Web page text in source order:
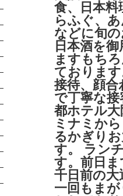
食、日本
らふぐ、
などに旬
日本酒を
ますもち
ておりま
接待、顔
で丁寧な
都ホテル
ミナミか
るかぎり
す。 ラン
す。前日
千日前の
一回もま